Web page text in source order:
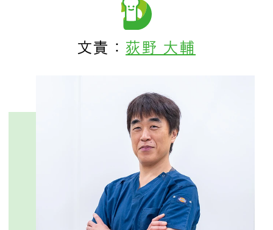
文責： 荻野 大輔